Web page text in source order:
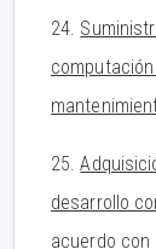
24.
25.
desarrollo
acuerdo con